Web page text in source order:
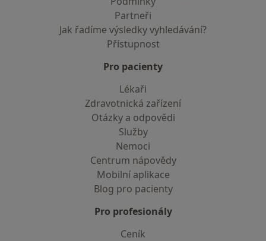
Partneři
Jak řadíme výsledky vyhledávání?
Přístupnost
Pro pacienty
Lékaři
Zdravotnická zařízení
Otázky a odpovědi
Služby
Nemoci
Centrum nápovědy
Mobilní aplikace
Blog pro pacienty
Pro profesionály
Ceník